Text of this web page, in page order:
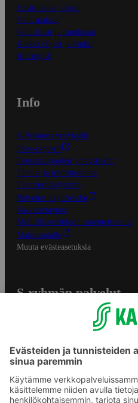
Ensitilaajan ohjeet
Näin maksat
Näin tilaat ja muokkaat
Kaikki ohjeet ja vinkit
In English
Info
S-Business yrityksille
Oiva-raportit
Osuuskauppojen yhteystiedot
Tilaus- ja toimitusehdot
Tietosuojakäytäntö
Palvelun käyttöehdot
Saavutettavuus
Mobiilisovelluksen saavutettavuus
Mainostajalle
Muuta evästeasetuksia
S-ryhmän palvelut
Yhteishyvä Ruoka -sovellus
S-ostoslista -sovellus
Prisma.fi
Sokos.fi